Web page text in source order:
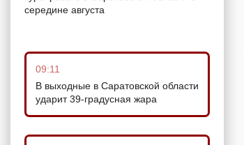
середине августа
09:11
В выходные в Саратовской области
ударит 39-градусная жара